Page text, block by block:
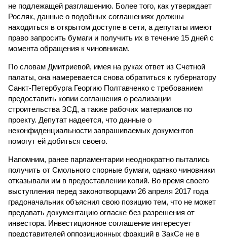
не подлежащей разглашению. Более того, как утверждает
Росляк, данные о подобных соглашениях должны
находиться в открытом доступе в сети, а депутаты имеют
право запросить бумаги и получить их в течение 15 дней с
момента обращения к чиновникам.
По словам Дмитриевой, имея на руках ответ из Счетной
палаты, она намеревается снова обратиться к губернатору
Санкт-Петербурга Георгию Полтавченко с требованием
предоставить копии соглашения о реализации
строительства ЗСД, а также рабочих материалов по
проекту. Депутат надеется, что данные о
неконфиденциальности запрашиваемых документов
помогут ей добиться своего.
Напомним, ранее парламентарии неоднократно пытались
получить от Смольного спорные бумаги, однако чиновники
отказывали им в предоставлении копий. Во время своего
выступления перед законотворцами 26 апреля 2017 года
градоначальник объяснил свою позицию тем, что не может
предавать документацию огласке без разрешения от
инвестора. Инвестиционное соглашение интересует
представителей оппозиционных фракций в ЗакСе не в